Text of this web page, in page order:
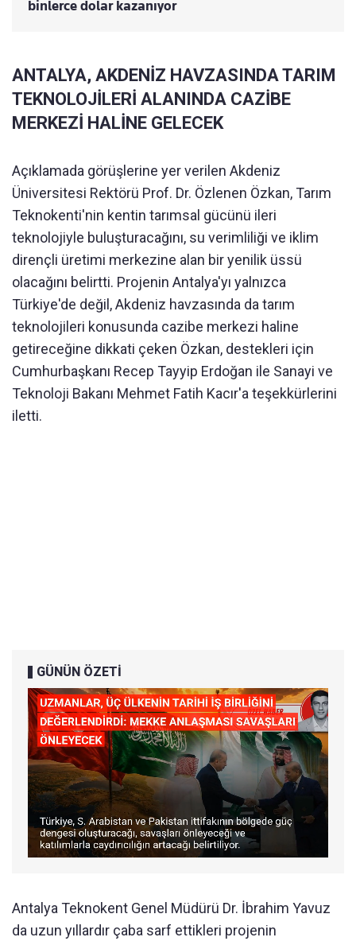
binlerce dolar kazanıyor
ANTALYA, AKDENİZ HAVZASINDA TARIM
TEKNOLOJİLERİ ALANINDA CAZİBE
MERKEZİ HALİNE GELECEK
Açıklamada görüşlerine yer verilen Akdeniz
Üniversitesi Rektörü Prof. Dr. Özlenen Özkan, Tarım
Teknokenti'nin kentin tarımsal gücünü ileri
teknolojiyle buluşturacağını, su verimliliği ve iklim
dirençli üretimi merkezine alan bir yenilik üssü
olacağını belirtti. Projenin Antalya'yı yalnızca
Türkiye'de değil, Akdeniz havzasında da tarım
teknolojileri konusunda cazibe merkezi haline
getireceğine dikkati çeken Özkan, destekleri için
Cumhurbaşkanı Recep Tayyip Erdoğan ile Sanayi ve
Teknoloji Bakanı Mehmet Fatih Kacır'a teşekkürlerini
iletti.
GÜNÜN ÖZETİ
Antalya Teknokent Genel Müdürü Dr. İbrahim Yavuz
da uzun yıllardır çaba sarf ettikleri projenin